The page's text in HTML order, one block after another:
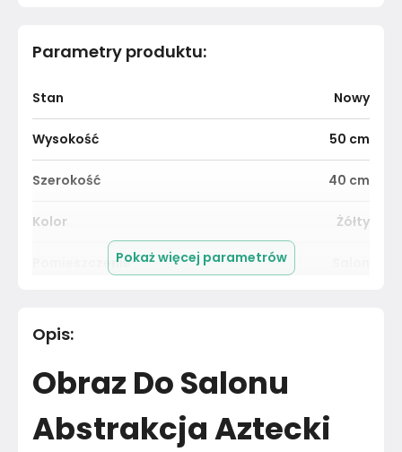
Parametry produktu:
Stan Nowy
Wysokość 50 cm
Szerokość 40 cm
Kolor Żółty
Pomieszczenie
Materiał
Materiał
Kolor Żółty i pomarańczowy
Pokaż więcej parametrów
Opis:
Obraz Do Salonu
Abstrakcja Aztecki